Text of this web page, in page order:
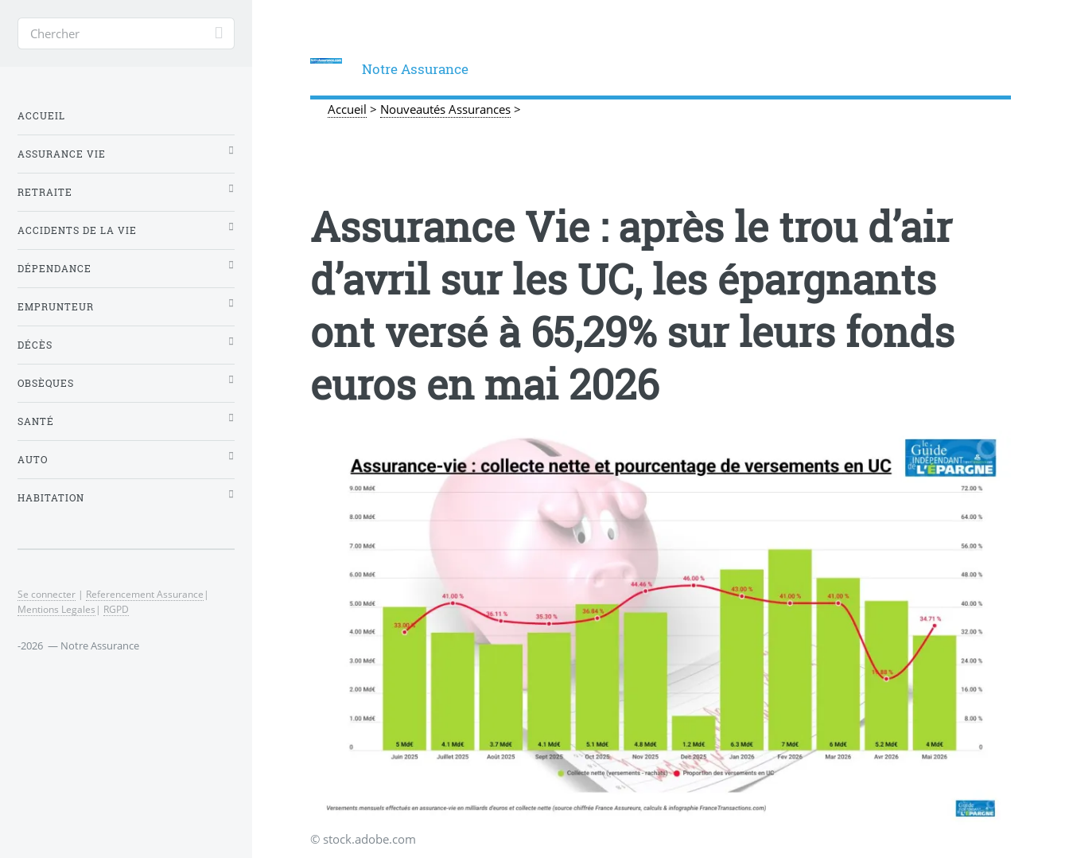
Notre Assurance
Accueil > Nouveautés Assurances>
Assurance Vie : après le trou d’air
d’avril sur les UC, les épargnants
ont versé à 65,29% sur leurs fonds
euros en mai 2026
© stock.adobe.com
ACCUEIL
ASSURANCE VIE
RETRAITE
ACCIDENTS DE LA VIE
DÉPENDANCE
EMPRUNTEUR
DÉCÈS
OBSÈQUES
SANTÉ
AUTO
HABITATION
Se connecter | Referencement Assurance |
Mentions Legales | RGPD
-2026 — Notre Assurance